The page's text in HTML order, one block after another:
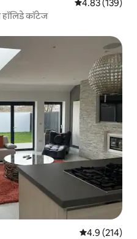
औसत रेटिंग 5 में से
4.83 (139)
हॉलिडे कॉटेज
औसत रेटिंग 5 में
4.9 (214)